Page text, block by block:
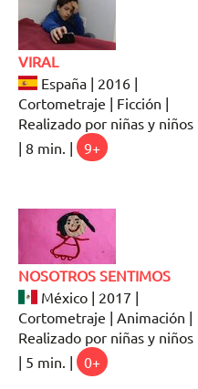
VIRAL
España | 2016 |
Cortometraje | Ficción |
Realizado por niñas y niños
| 8 min. |
9+
NOSOTROS SENTIMOS
México | 2017 |
Cortometraje | Animación |
Realizado por niñas y niños
| 5 min. |
0+